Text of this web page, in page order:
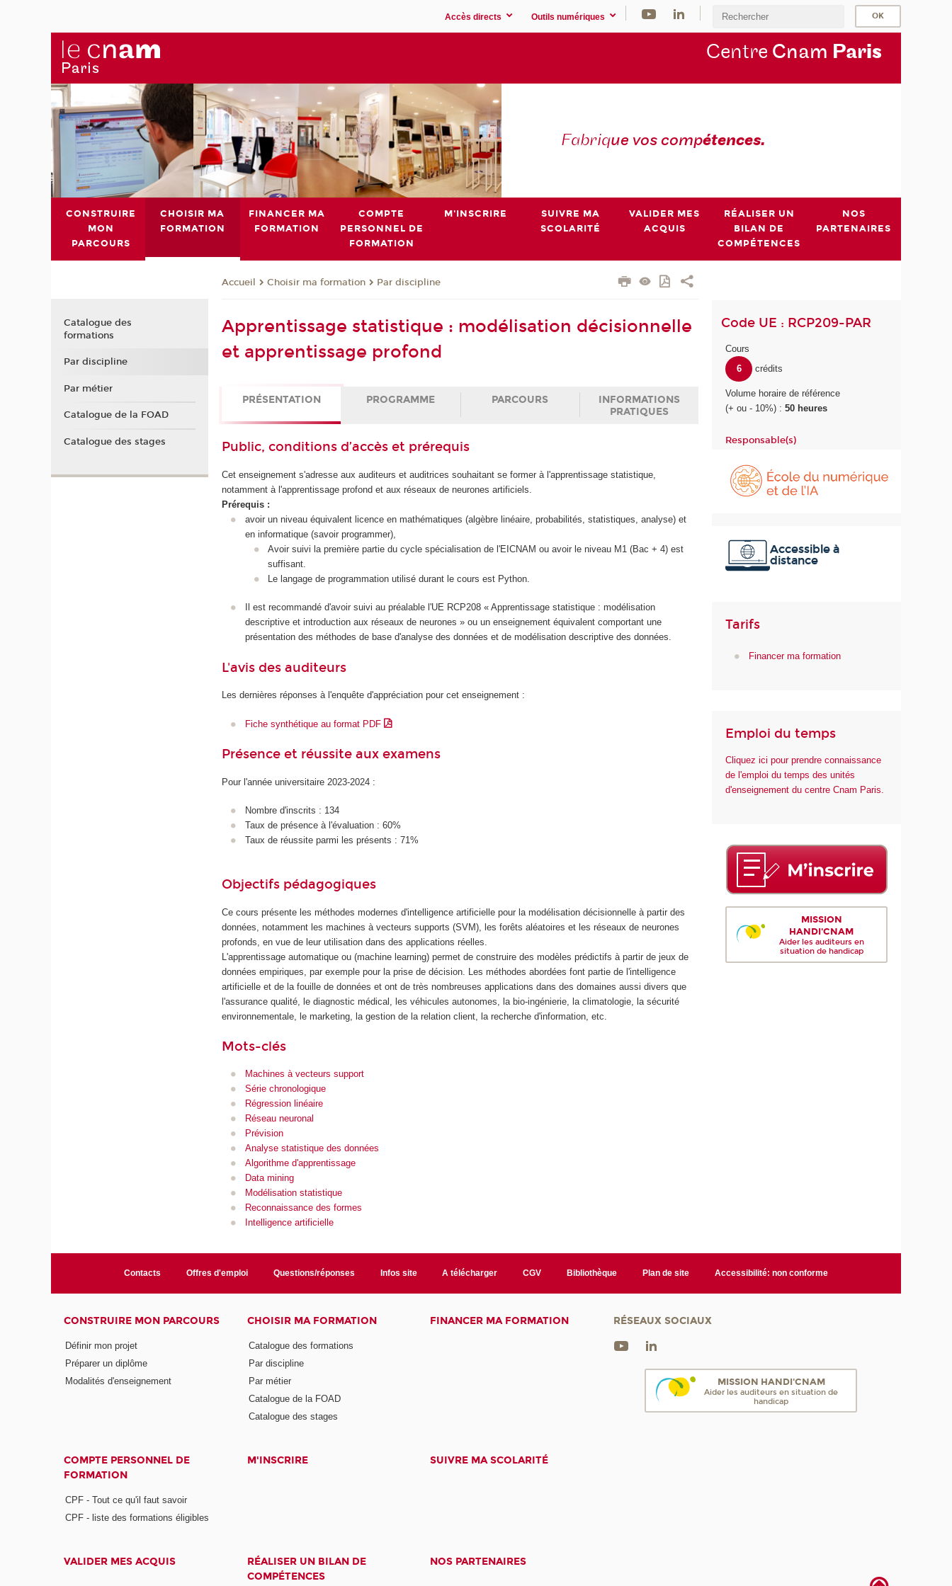
Accès directs Outils numériques
Centre Cnam Paris
Fabrique vos compétences.
CONSTRUIRE
MON
PARCOURS
CHOISIR MA
FORMATION
FINANCER MA
FORMATION
COMPTE
PERSONNEL DE
FORMATION
M'INSCRIRE
SUIVRE MA
SCOLARITÉ
VALIDER MES
ACQUIS
RÉALISER UN
BILAN DE
COMPÉTENCES
NOS
PARTENAIRES
Accueil Choisir ma formation Par discipline
Apprentissage statistique : modélisation décisionnelle
et apprentissage profond
PRÉSENTATION PROGRAMME PARCOURS
INFORMATIONS
PRATIQUES
Public, conditions d’accès et prérequis
Cet enseignement s'adresse aux auditeurs et auditrices souhaitant se former à l'apprentissage statistique,
notamment à l'apprentissage profond et aux réseaux de neurones artificiels.
Prérequis :
avoir un niveau équivalent licence en mathématiques (algèbre linéaire, probabilités, statistiques, analyse) et
en informatique (savoir programmer),
Avoir suivi la première partie du cycle spécialisation de l'EICNAM ou avoir le niveau M1 (Bac + 4) est
suffisant.
Le langage de programmation utilisé durant le cours est Python.
Il est recommandé d'avoir suivi au préalable l'UE RCP208 « Apprentissage statistique : modélisation
descriptive et introduction aux réseaux de neurones » ou un enseignement équivalent comportant une
présentation des méthodes de base d'analyse des données et de modélisation descriptive des données.
L'avis des auditeurs
Les dernières réponses à l'enquête d'appréciation pour cet enseignement :
Fiche synthétique au format PDF
Présence et réussite aux examens
Pour l'année universitaire 2023-2024 :
Nombre d'inscrits : 134
Taux de présence à l'évaluation : 60%
Taux de réussite parmi les présents : 71%
Objectifs pédagogiques
Ce cours présente les méthodes modernes d'intelligence artificielle pour la modélisation décisionnelle à partir des
données, notamment les machines à vecteurs supports (SVM), les forêts aléatoires et les réseaux de neurones
profonds, en vue de leur utilisation dans des applications réelles.
L'apprentissage automatique ou (machine learning) permet de construire des modèles prédictifs à partir de jeux de
données empiriques, par exemple pour la prise de décision. Les méthodes abordées font partie de l'intelligence
artificielle et de la fouille de données et ont de très nombreuses applications dans des domaines aussi divers que
l'assurance qualité, le diagnostic médical, les véhicules autonomes, la bio-ingénierie, la climatologie, la sécurité
environnementale, le marketing, la gestion de la relation client, la recherche d'information, etc.
Mots-clés
Machines à vecteurs support
Série chronologique
Régression linéaire
Réseau neuronal
Prévision
Analyse statistique des données
Algorithme d'apprentissage
Data mining
Modélisation statistique
Reconnaissance des formes
Intelligence artificielle
Code UE : RCP209-PAR
Cours
6
crédits
Volume horaire de référence
(+ ou - 10%) :50 heures
Responsable(s)
Accessible à
distance
Tarifs
Financer ma formation
Emploi du temps
Cliquez ici pour prendre connaissance
de l'emploi du temps des unités
d'enseignement du centre Cnam Paris.
MISSION
HANDI'CNAM
Aider les auditeurs en
situation de handicap
Catalogue des
formations
Par discipline
Par métier
Catalogue de la FOAD
Catalogue des stages
Contacts Offres d'emploi Questions/réponses Infos site A télécharger CGV Bibliothèque Plan de site Accessibilité: non conforme
CONSTRUIRE MON PARCOURS
Définir mon projet
Préparer un diplôme
Modalités d'enseignement
CHOISIR MA FORMATION
Catalogue des formations
Par discipline
Par métier
Catalogue de la FOAD
Catalogue des stages
FINANCER MA FORMATION
COMPTE PERSONNEL DE
FORMATION
CPF - Tout ce qu'il faut savoir
CPF - liste des formations éligibles
M'INSCRIRE SUIVRE MA SCOLARITÉ
VALIDER MES ACQUIS
RÉALISER UN BILAN DE
COMPÉTENCES
NOS PARTENAIRES
RÉSEAUX SOCIAUX
MISSION HANDI'CNAM
Aider les auditeurs en situation de
handicap